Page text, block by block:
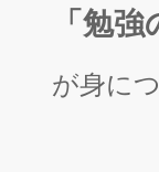
「勉
が身に